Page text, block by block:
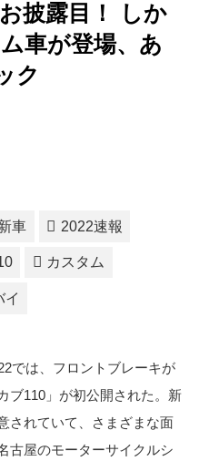
披露目！ しか
車が登場、あ
ク
車 2022速報
カスタム
イ
では、フロントブレーキが
ブ110」が初公開された。新
されていて、さまざまな面
古屋のモーターサイクルシ